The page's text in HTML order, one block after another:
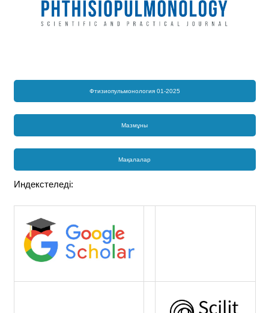
Фтизиопульмонология 01-2025
Мазмұны
Мақалалар
Индекстеледі: